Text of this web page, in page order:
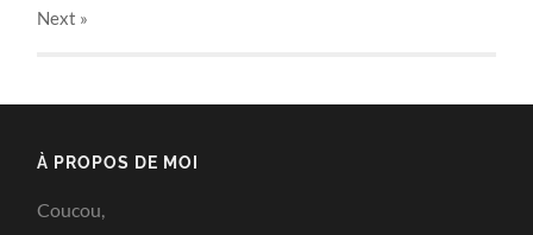
Next »
À PROPOS DE MOI
Coucou,